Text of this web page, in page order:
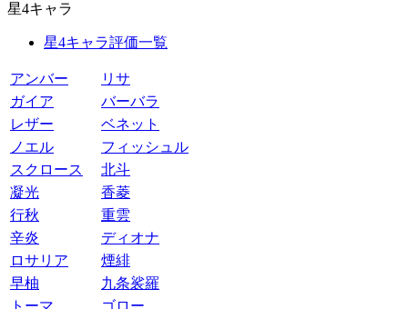
星4キャラ
星4キャラ評価一覧
アンバー
リサ
ガイア
バーバラ
レザー
ベネット
ノエル
フィッシュル
スクロース
北斗
凝光
香菱
行秋
重雲
辛炎
ディオナ
ロサリア
煙緋
早柚
九条裟羅
トーマ
ゴロー